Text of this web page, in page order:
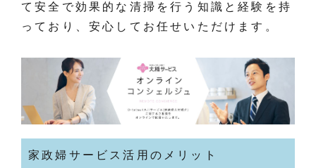
て安全で効果的な清掃を行う知識と経験を持
っており、安心してお任せいただけます。
家政婦サービス活用のメリット